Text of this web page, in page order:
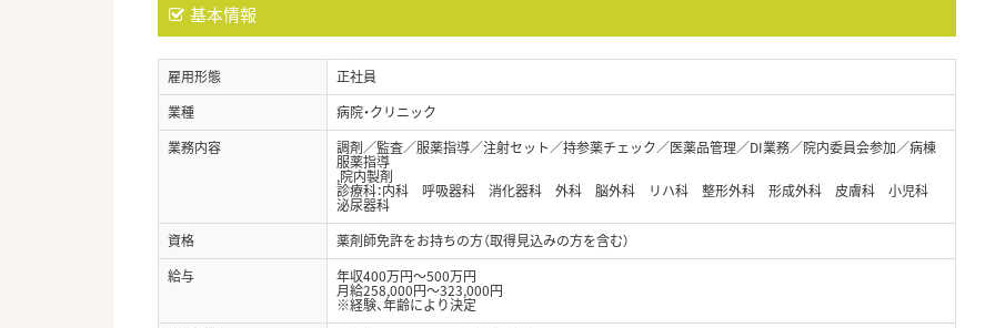
基本情報
雇用形態
正社員
業種
病院・クリニック
業務内容
調剤／監査／服薬指導／注射セット／持参薬チェック／医薬品管理／DI業務／院内委員会参加／病棟
服薬指導
,院内製剤
診療科：内科 呼吸器科 消化器科 外科 脳外科 リハ科 整形外科 形成外科 皮膚科 小児科
泌尿器科
資格
薬剤師免許をお持ちの方（取得見込みの方を含む）
給与
年収400万円～500万円
月給258,000円～323,000円
※経験、年齢により決定